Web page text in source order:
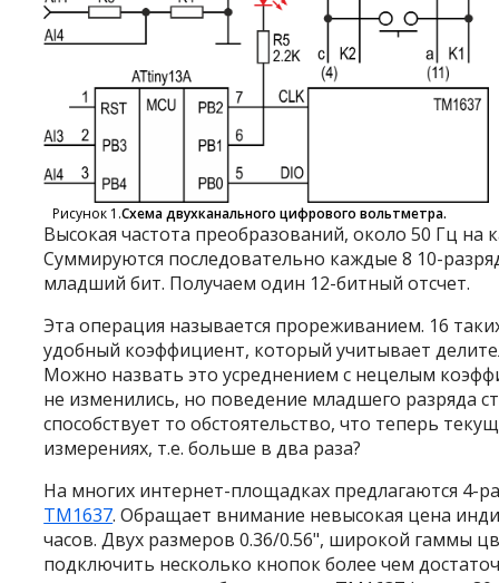
Рисунок 1.Схема двухканального цифрового вольтметра.
Высокая частота преобразований, около 50 Гц
Суммируются последовательно каждые 8 10-
младший бит. Получаем один 12-битный отсчет.
Эта операция называется прореживанием. 16
удобный коэффициент, который учитывает
Можно назвать это усреднением с нецелым
не изменились, но поведение младшего разряда
способствует то обстоятельство, что теперь
измерениях, т.е. больше в два раза?
На многих интернет-площадках предлагаются 4-
TM1637. Обращает внимание невысокая цена
часов. Двух размеров 0.36/0.56", широкой гаммы
подключить несколько кнопок более чем